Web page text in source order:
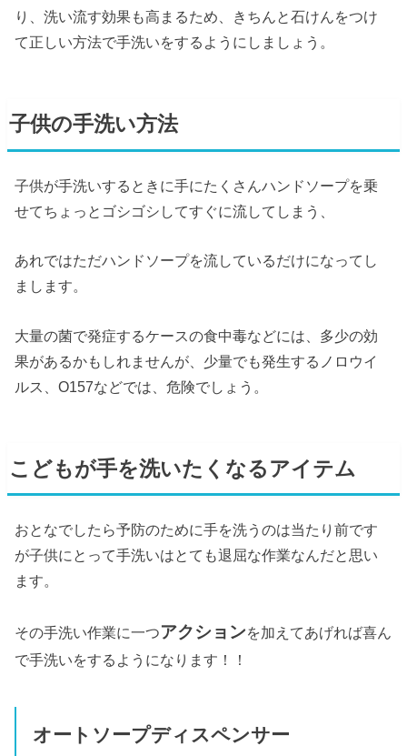
り、洗い流す効果も高まるため、きちんと石けんをつけ
て正しい方法で手洗いをするようにしましょう。
子供の手洗い方法
子供が手洗いするときに手にたくさんハンドソープを乗
せてちょっとゴシゴシしてすぐに流してしまう、
あれではただハンドソープを流しているだけになってし
まします。
大量の菌で発症するケースの食中毒などには、多少の効
果があるかもしれませんが、少量でも発生するノロウイ
ルス、O157などでは、危険でしょう。
こどもが手を洗いたくなるアイテム
おとなでしたら予防のために手を洗うのは当たり前です
が子供にとって手洗いはとても退屈な作業なんだと思い
ます。
その手洗い作業に一つアクションを加えてあげれば喜ん
で手洗いをするようになります！！
オートソープディスペンサー